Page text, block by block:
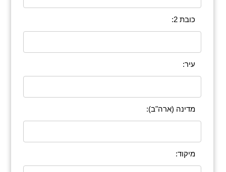
כובת 2:
עיר:
מדינה (ארה"ב):
מיקוד: